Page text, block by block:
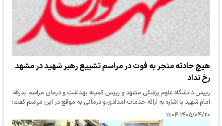
هیچ حادثه منجر به فوت در مراسم تشییع رهبر شهید در مشهد
رخ نداد
رییس دانشگاه علوم پزشکی مشهد و رییس کمیته بهداشت و درمان مراسم بدرقه
امام شهید با اشاره به ارائه خدمات امدادی و درمانی به موقع در این مراسم گفت:
خوشبختانه هیچ موردی از عوارض منجر به فوت یا پیامد‌های…
۱۴۰۵/۰۴/۲۰ ۱۱:۰۴